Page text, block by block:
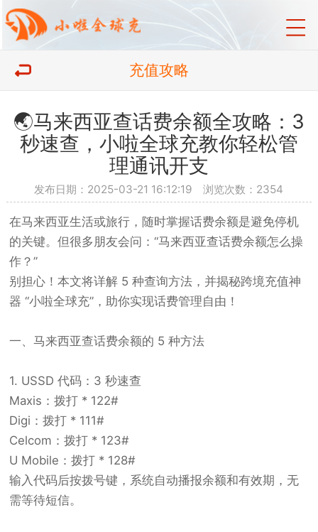
充值攻略
🌏马来西亚查话费余额全攻略：3
秒速查，小啦全球充教你轻松管
理通讯开支
发布日期：2025-03-21 16:12:19 浏览次数：2354
在马来西亚生活或旅行，随时掌握话费余额是避免停机
的关键。但很多朋友会问：“马来西亚查话费余额怎么操
作？”
别担心！本文将详解 5 种查询方法，并揭秘跨境充值神
器 “小啦全球充”，助你实现话费管理自由！
一、马来西亚查话费余额的 5 种方法
1. USSD 代码：3 秒速查
Maxis：拨打 * 122#
Digi：拨打 * 111#
Celcom：拨打 * 123#
U Mobile：拨打 * 128#
输入代码后按拨号键，系统自动播报余额和有效期，无
需等待短信。